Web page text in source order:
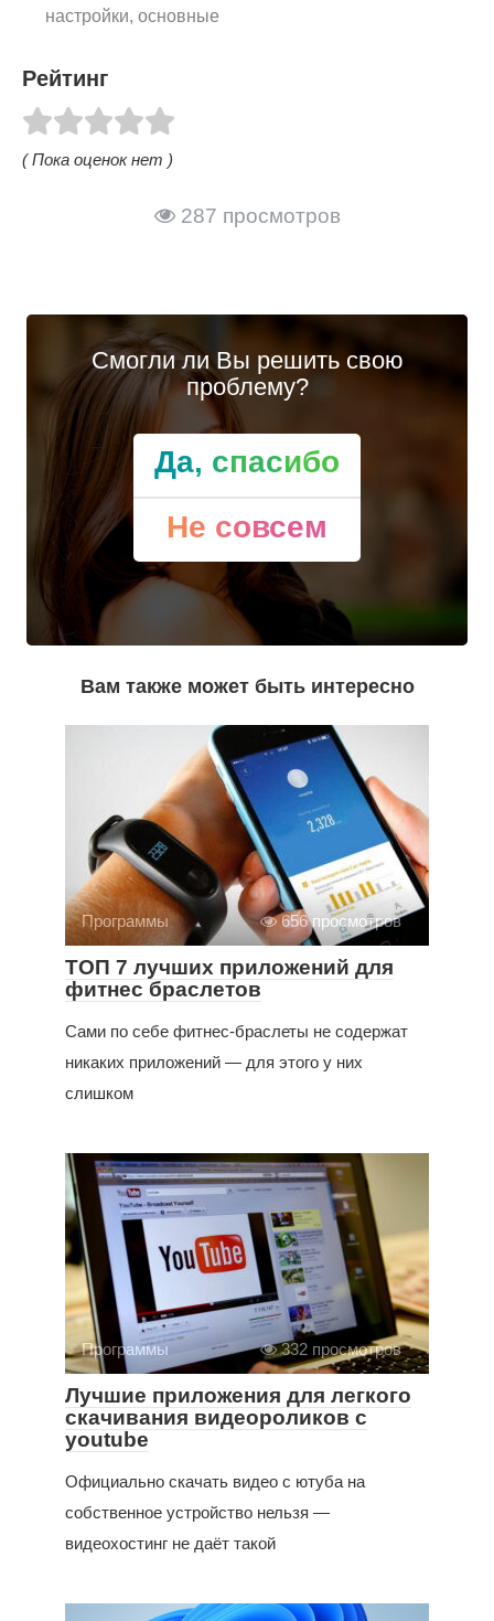
настройки, основные
WiFi сети, защита
роутера
Рейтинг
( Пока оценок нет )
287 просмотров
Смогли ли Вы решить свою
проблему?
Да, спасибо
Не совсем
Вам также может быть интересно
Программы 656 просмотров
ТОП 7 лучших приложений для
фитнес браслетов
Сами по себе фитнес-браслеты не содержат
никаких приложений — для этого у них
слишком
Программы 332 просмотров
Лучшие приложения для легкого
скачивания видеороликов с
youtube
Официально скачать видео с ютуба на
собственное устройство нельзя —
видеохостинг не даёт такой